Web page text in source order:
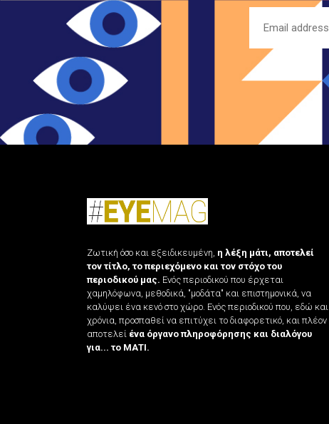
Ζωτική όσο και εξειδικευμένη, η λέξη μάτι, αποτελεί
τον τίτλο, το περιεχόμενο και τον στόχο του
περιοδικού μας. Ενός περιοδικού που έρχεται
χαμηλόφωνα, μεθοδικά, "μοδάτα" και επιστημονικά, να
καλύψει ένα κενό στο χώρο. Ενός περιοδικού που, εδώ και
χρόνια, προσπαθεί να επιτύχει το διαφορετικό, και πλέον
αποτελεί ένα όργανο πληροφόρησης και διαλόγου
για... το ΜΑΤΙ.